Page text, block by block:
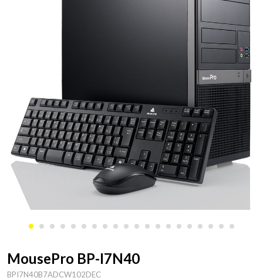
MousePro BP-I7N40
BPI7N40B7ADCW102DEC